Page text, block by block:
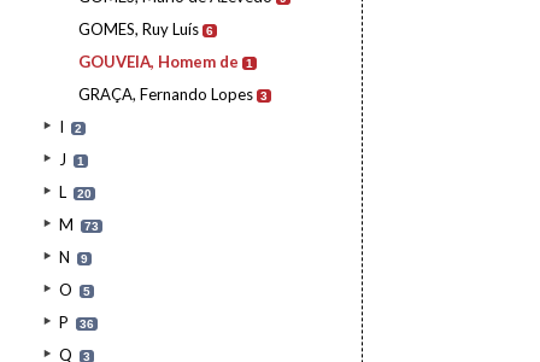
GOMES, Ruy Luís 6
GOUVEIA, Homem de 1
GRAÇA, Fernando Lopes 3
I 2
J 1
L 20
M 73
N 9
O 5
P 36
Q 3